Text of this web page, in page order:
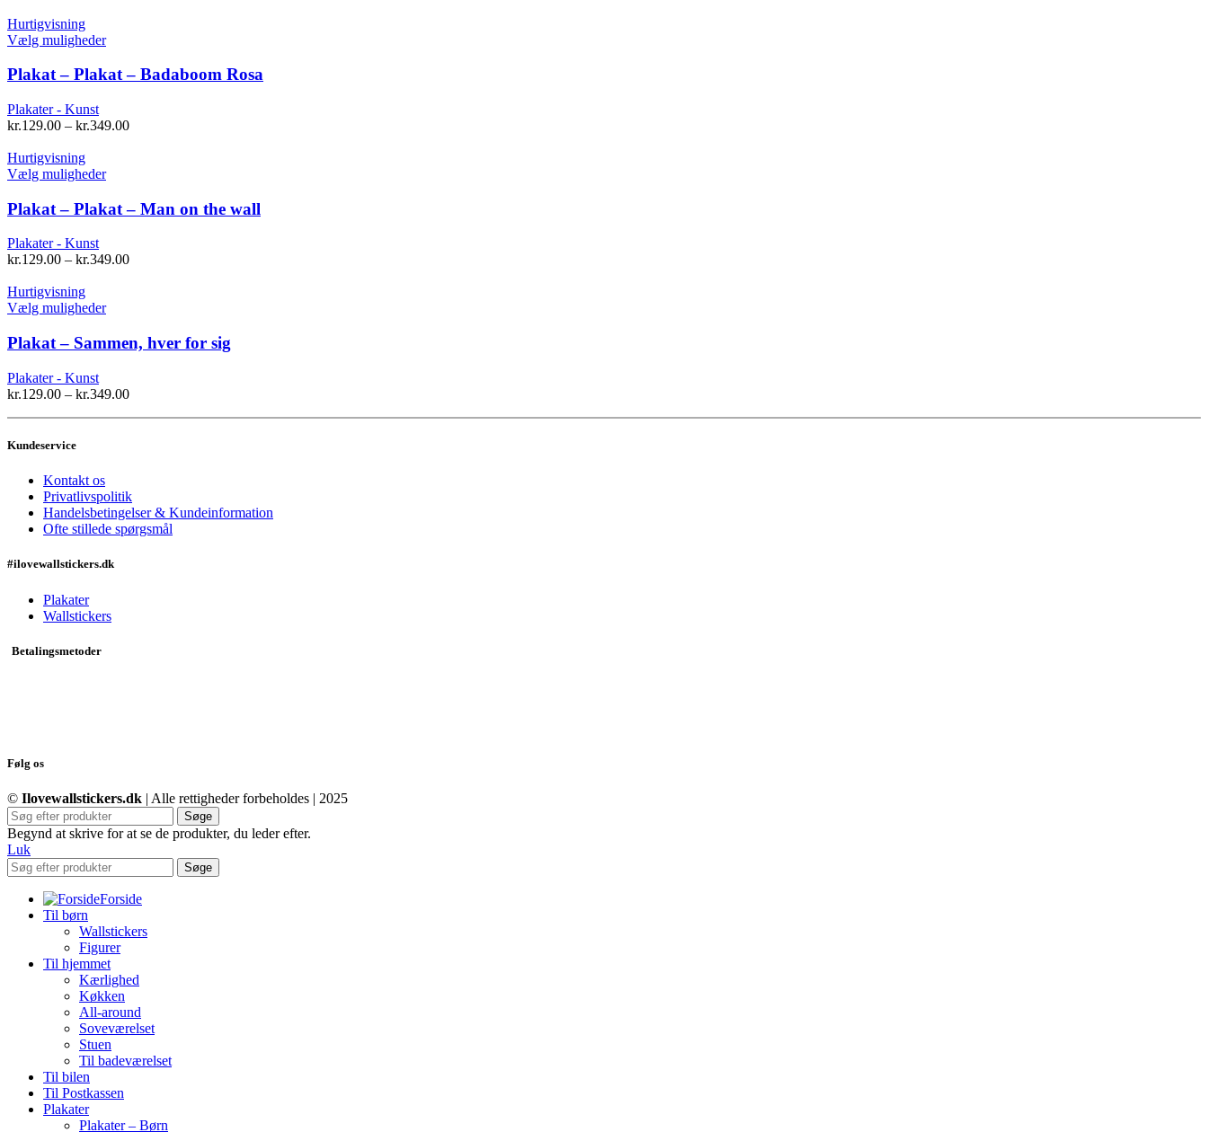
varesiden
Hurtigvisning
Vælg mulighederDette
har
Mulighederne
på
varesiden
Plakat – Plakat – Badaboom Rosa
Plakater - Kunst
kr.129.00 – kr.349.00
Hurtigvisning
Vælg mulighederDette
har
flere
Mulighederne
på
varesiden
Plakat – Plakat – Man on the wall
Plakater - Kunst
kr.129.00 – kr.349.00
Hurtigvisning
Vælg mulighederDette
har
flere
Mulighederne
kan
vælges
Plakat – Sammen, hver for sig
Plakater - Kunst
kr.129.00 – kr.349.00
Kundeservice
Kontakt os
Privatlivspolitik
Handelsbetingelser & Kundeinformation
Ofte stillede spørgsmål
#ilovewallstickers.dk
Plakater
Wallstickers
Betalingsmetoder
Følg os
© Ilovewallstickers.dk | Alle rettigheder forbeholdes | 2025
Søge
Begynd at skrive for at se de produkter, du leder efter.
Luk
Søge
Forside
Til børn
Wallstickers
Figurer
Til hjemmet
Kærlighed
Køkken
All-around
Soveværelset
Stuen
Til badeværelset
Til bilen
Til Postkassen
Plakater
Plakater – Børn